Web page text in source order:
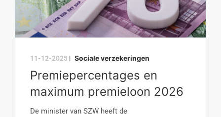
11-12-2025 | Sociale verzekeringen
Premiepercentages en
maximum premieloon 2026
De minister van SZW heeft de